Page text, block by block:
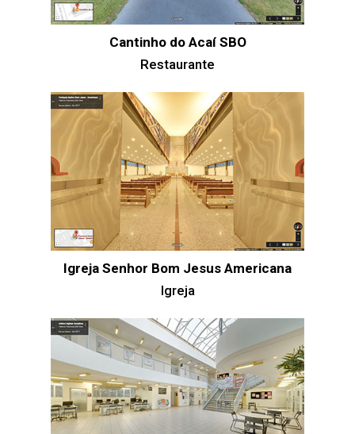
Cantinho do Acaí SBO
Restaurante
Igreja Senhor Bom Jesus Americana
Igreja